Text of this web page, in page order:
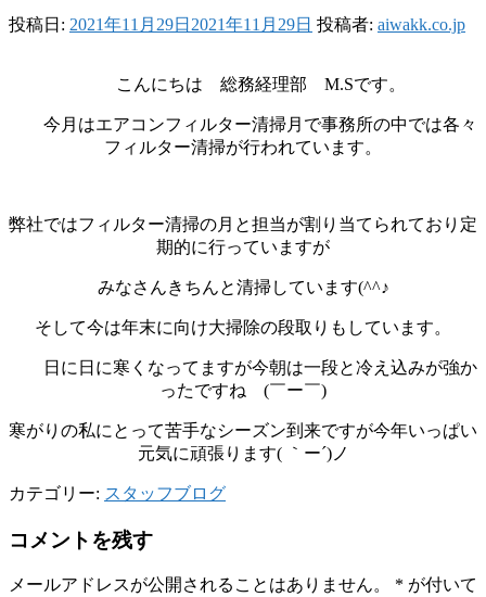
投稿日: 2021年11月29日 2021年11月29日 投稿者: aiwakk.co.jp
こんにちは 総務経理部 M.Sです。
今月はエアコンフィルター清掃月で事務所の中では各々
フィルター清掃が行われています。
弊社ではフィルター清掃の月と担当が割り当てられており定
期的に行っていますが
みなさんきちんと清掃しています(^^♪
そして今は年末に向け大掃除の段取りもしています。
日に日に寒くなってますが今朝は一段と冷え込みが強か
ったですね (￣ー￣)
寒がりの私にとって苦手なシーズン到来ですが今年いっぱい
元気に頑張ります( ｀ー´)ノ
カテゴリー: スタッフブログ
コメントを残す
メールアドレスが公開されることはありません。 * が付いて